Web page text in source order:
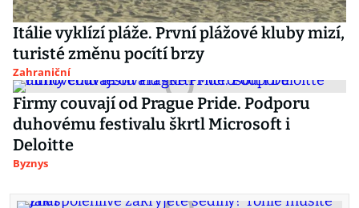
Itálie vyklízí pláže. První plážové kluby mizí,
turisté změnu pocítí brzy
Zahraniční
Firmy couvají od Prague Pride. Podporu
duhovému festivalu škrtl Microsoft i
Deloitte
Byznys